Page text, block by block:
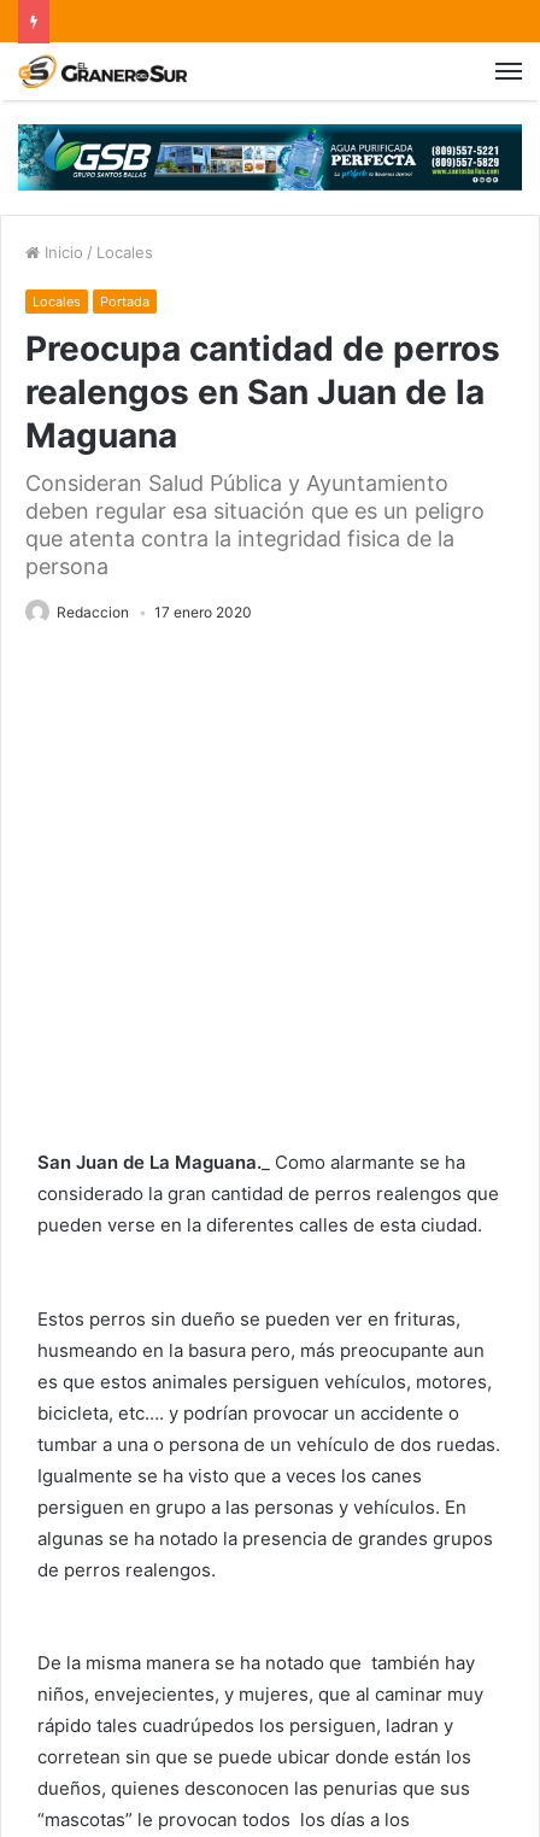
Inicio / Locales
Locales Portada
Preocupa cantidad de perros
realengos en San Juan de la
Maguana
Consideran Salud Pública y Ayuntamiento
deben regular esa situación que es un peligro
que atenta contra la integridad fisica de la
persona
Redaccion 17 enero 2020
San Juan de La Maguana. _ Como alarmante se ha
considerado la gran cantidad de perros realengos que
pueden verse en la diferentes calles de esta ciudad.
Estos perros sin dueño se pueden ver en frituras,
husmeando en la basura pero, más preocupante aun
es que estos animales persiguen vehículos, motores,
bicicleta, etc…. y podrían provocar un accidente o
tumbar a una o persona de un vehículo de dos ruedas.
Igualmente se ha visto que a veces los canes
persiguen en grupo a las personas y vehículos. En
algunas se ha notado la presencia de grandes grupos
de perros realengos.
De la misma manera se ha notado que también hay
niños, envejecientes, y mujeres, que al caminar muy
rápido tales cuadrúpedos los persiguen, ladran y
corretean sin que se puede ubicar donde están los
dueños, quienes desconocen las penurias que sus
“mascotas” le provocan todos los días a los